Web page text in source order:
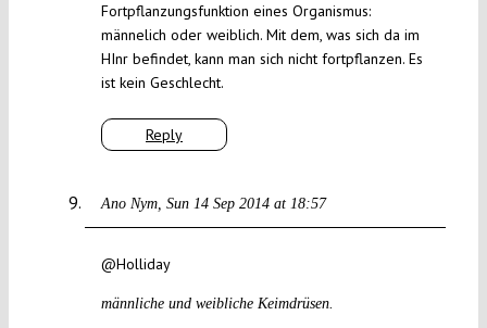
Reply
Fortpflanzungsfunktion eines Organismus:
männelich oder weiblich. Mit dem, was sich da im
HInr befindet, kann man sich nicht fortpflanzen. Es
ist kein Geschlecht.
Ano Nym Sun 14 Sep 2014 at 18:57
@Holliday
männliche und weibliche Keimdrüsen.